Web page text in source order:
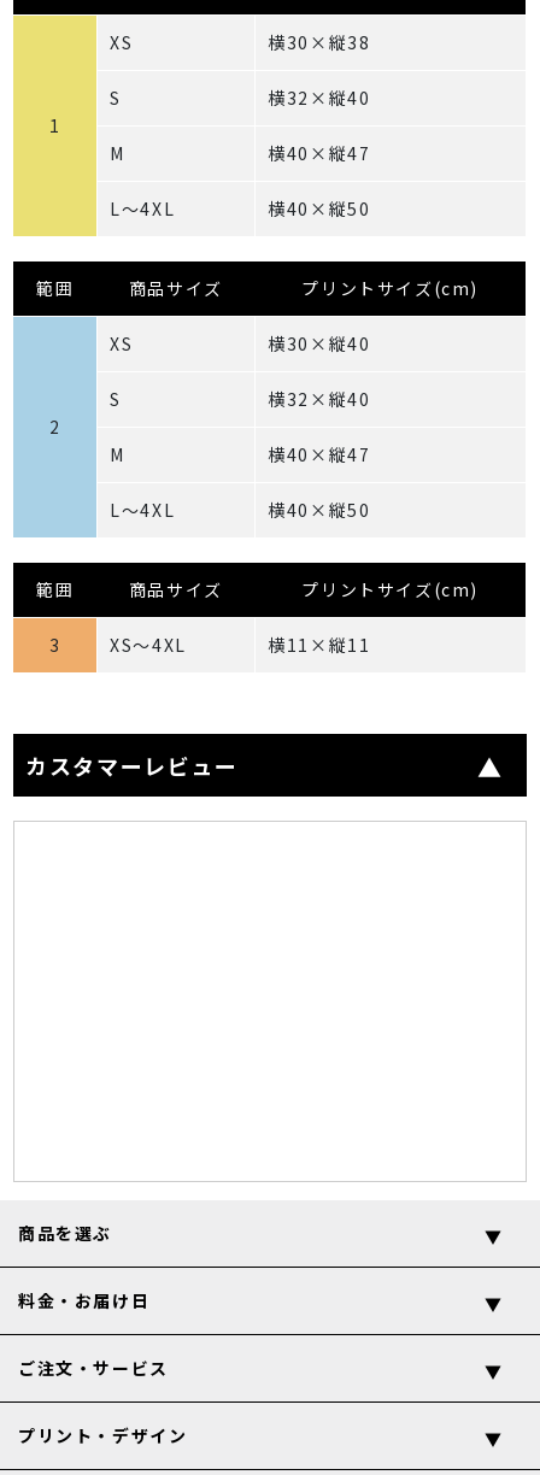
1
XS 横30×縦38
S 横32×縦40
M 横40×縦47
L～4XL 横40×縦50
範囲 商品サイズ プリントサイズ(cm)
2
XS 横30×縦40
S 横32×縦40
M 横40×縦47
L～4XL 横40×縦50
範囲 商品サイズ プリントサイズ(cm)
3 XS～4XL 横11×縦11
カスタマーレビュー
商品を選ぶ
料金・お届け日
ご注文・サービス
プリント・デザイン